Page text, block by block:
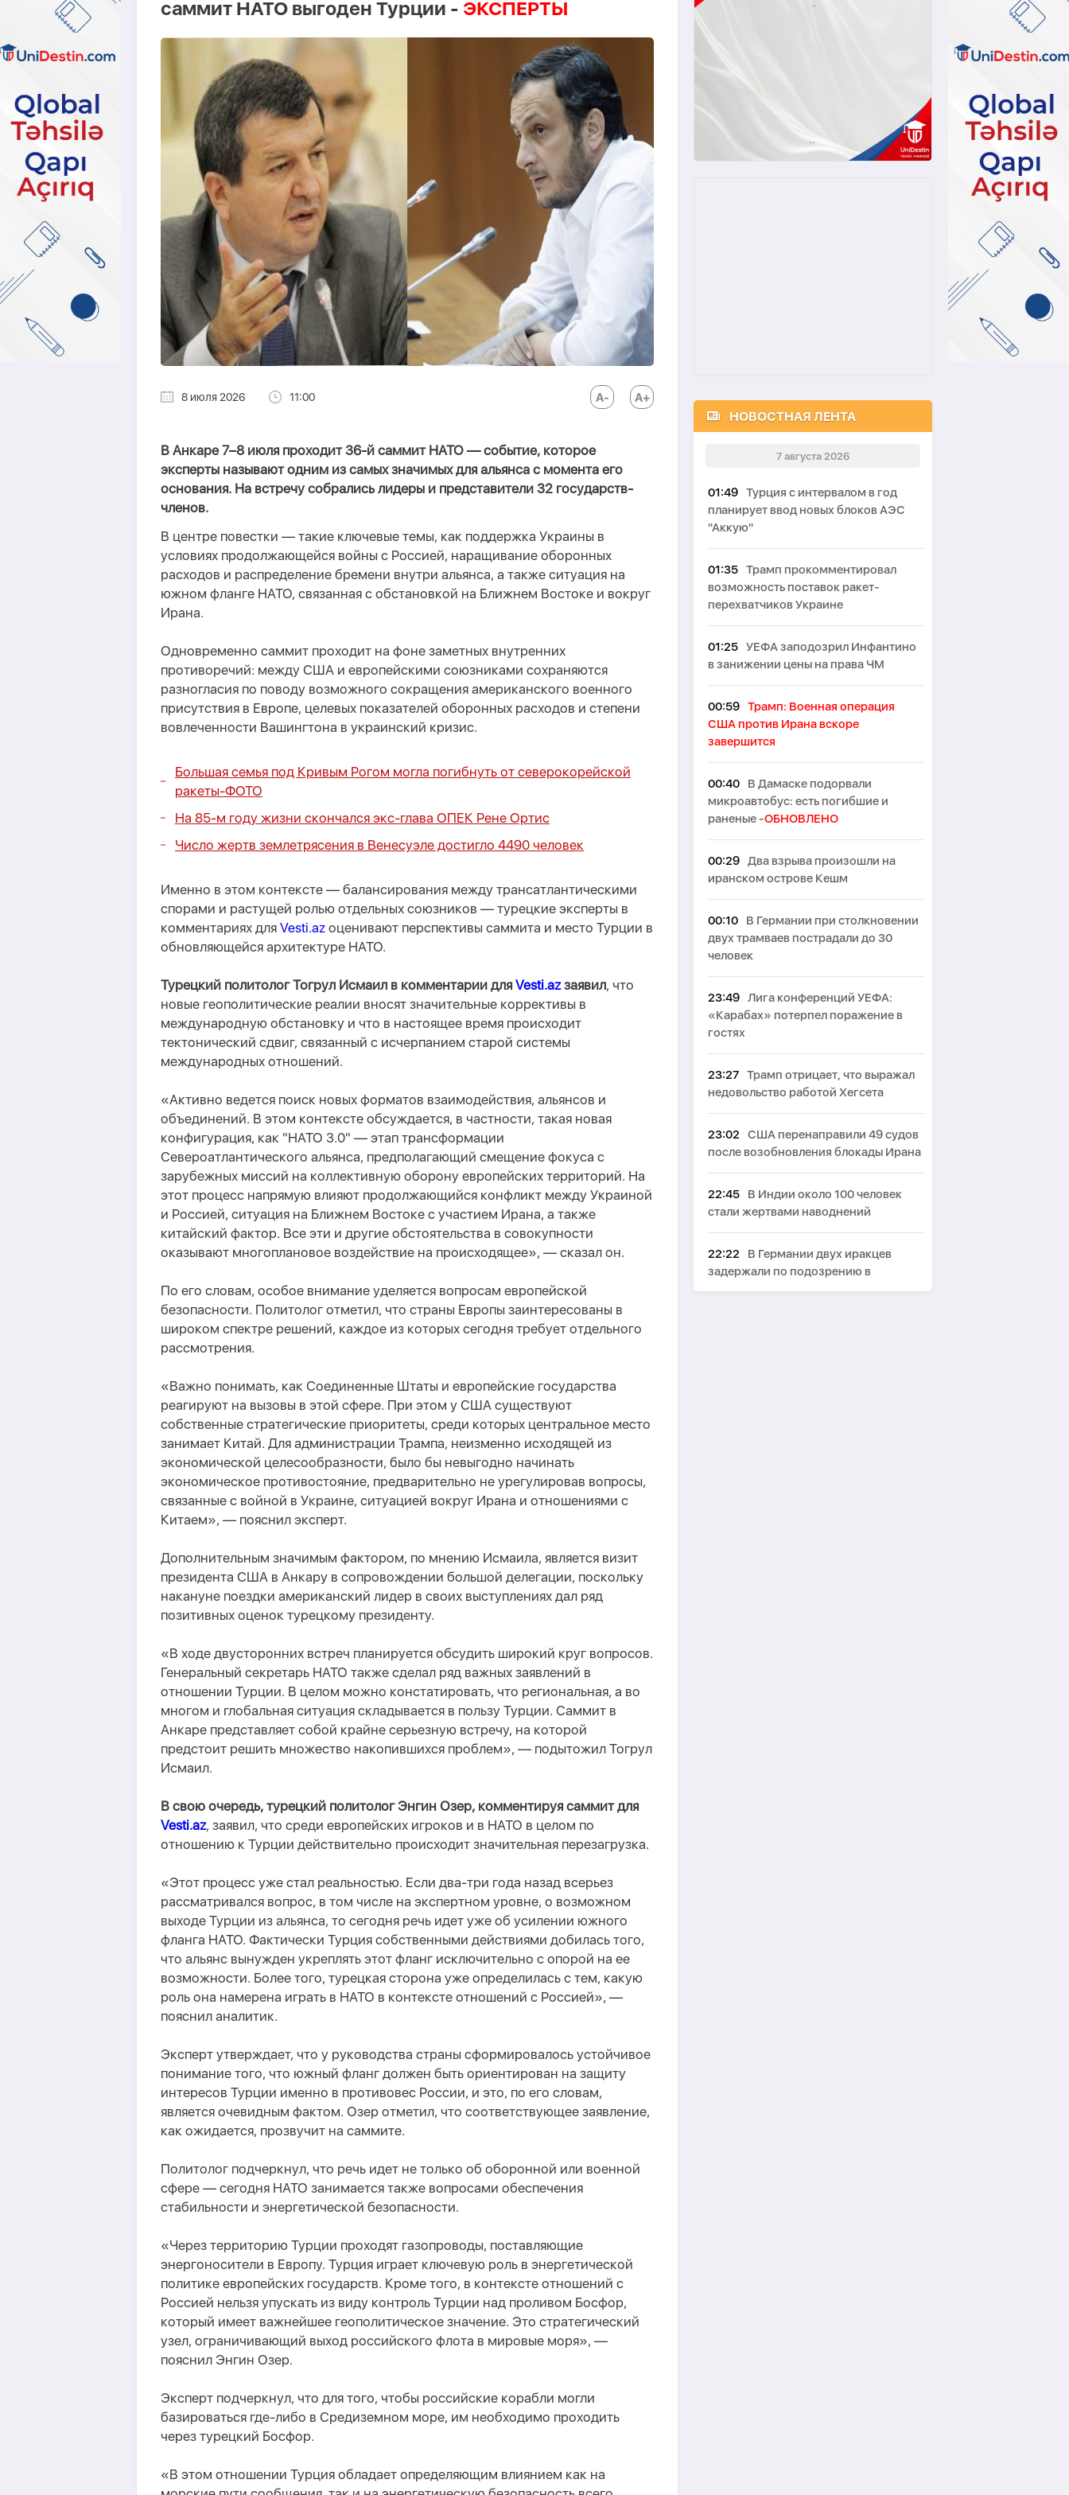
саммит НАТО выгоден Турции - ЭКСПЕРТЫ
8 июля 2026 11:00
В Анкаре 7–8 июля проходит 36-й саммит НАТО — событие, которое
эксперты называют одним из самых значимых для альянса с момента его
основания. На встречу собрались лидеры и представители 32 государств-
членов.
В центре повестки — такие ключевые темы, как поддержка Украины в
условиях продолжающейся войны с Россией, наращивание оборонных
расходов и распределение бремени внутри альянса, а также ситуация на
южном фланге НАТО, связанная с обстановкой на Ближнем Востоке и вокруг
Ирана.
Одновременно саммит проходит на фоне заметных внутренних
противоречий: между США и европейскими союзниками сохраняются
разногласия по поводу возможного сокращения американского военного
присутствия в Европе, целевых показателей оборонных расходов и степени
вовлеченности Вашингтона в украинский кризис.
Большая семья под Кривым Рогом могла погибнуть от северокорейской
ракеты-ФОТО
На 85-м году жизни скончался экс-глава ОПЕК Рене Ортис
Число жертв землетрясения в Венесуэле достигло 4490 человек
Именно в этом контексте — балансирования между трансатлантическими
спорами и растущей ролью отдельных союзников — турецкие эксперты в
комментариях для Vesti.az оценивают перспективы саммита и место Турции в
обновляющейся архитектуре НАТО.
Турецкий политолог Тогрул Исмаил в комментарии для Vesti.azзаявил, что
новые геополитические реалии вносят значительные коррективы в
международную обстановку и что в настоящее время происходит
тектонический сдвиг, связанный с исчерпанием старой системы
международных отношений.
«Активно ведется поиск новых форматов взаимодействия, альянсов и
объединений. В этом контексте обсуждается, в частности, такая новая
конфигурация, как "НАТО 3.0" — этап трансформации
Североатлантического альянса, предполагающий смещение фокуса с
зарубежных миссий на коллективную оборону европейских территорий. На
этот процесс напрямую влияют продолжающийся конфликт между Украиной
и Россией, ситуация на Ближнем Востоке с участием Ирана, а также
китайский фактор. Все эти и другие обстоятельства в совокупности
оказывают многоплановое воздействие на происходящее», — сказал он.
По его словам, особое внимание уделяется вопросам европейской
безопасности. Политолог отметил, что страны Европы заинтересованы в
широком спектре решений, каждое из которых сегодня требует отдельного
рассмотрения.
«Важно понимать, как Соединенные Штаты и европейские государства
реагируют на вызовы в этой сфере. При этом у США существуют
собственные стратегические приоритеты, среди которых центральное место
занимает Китай. Для администрации Трампа, неизменно исходящей из
экономической целесообразности, было бы невыгодно начинать
экономическое противостояние, предварительно не урегулировав вопросы,
связанные с войной в Украине, ситуацией вокруг Ирана и отношениями с
Китаем», — пояснил эксперт.
Дополнительным значимым фактором, по мнению Исмаила, является визит
президента США в Анкару в сопровождении большой делегации, поскольку
накануне поездки американский лидер в своих выступлениях дал ряд
позитивных оценок турецкому президенту.
«В ходе двусторонних встреч планируется обсудить широкий круг вопросов.
Генеральный секретарь НАТО также сделал ряд важных заявлений в
отношении Турции. В целом можно констатировать, что региональная, а во
многом и глобальная ситуация складывается в пользу Турции. Саммит в
Анкаре представляет собой крайне серьезную встречу, на которой
предстоит решить множество накопившихся проблем», — подытожил Тогрул
Исмаил.
В свою очередь, турецкий политолог Энгин Озер, комментируя саммит для
Vesti.az, заявил, что среди европейских игроков и в НАТО в целом по
отношению к Турции действительно происходит значительная перезагрузка.
«Этот процесс уже стал реальностью. Если два-три года назад всерьез
рассматривался вопрос, в том числе на экспертном уровне, о возможном
выходе Турции из альянса, то сегодня речь идет уже об усилении южного
фланга НАТО. Фактически Турция собственными действиями добилась того,
что альянс вынужден укреплять этот фланг исключительно с опорой на ее
возможности. Более того, турецкая сторона уже определилась с тем, какую
роль она намерена играть в НАТО в контексте отношений с Россией», —
пояснил аналитик.
Эксперт утверждает, что у руководства страны сформировалось устойчивое
понимание того, что южный фланг должен быть ориентирован на защиту
интересов Турции именно в противовес России, и это, по его словам,
является очевидным фактом. Озер отметил, что соответствующее заявление,
как ожидается, прозвучит на саммите.
Политолог подчеркнул, что речь идет не только об оборонной или военной
сфере — сегодня НАТО занимается также вопросами обеспечения
стабильности и энергетической безопасности.
«Через территорию Турции проходят газопроводы, поставляющие
энергоносители в Европу. Турция играет ключевую роль в энергетической
политике европейских государств. Кроме того, в контексте отношений с
Россией нельзя упускать из виду контроль Турции над проливом Босфор,
который имеет важнейшее геополитическое значение. Это стратегический
узел, ограничивающий выход российского флота в мировые моря», —
пояснил Энгин Озер.
Эксперт подчеркнул, что для того, чтобы российские корабли могли
базироваться где-либо в Средиземном море, им необходимо проходить
через турецкий Босфор.
«В этом отношении Турция обладает определяющим влиянием как на
НОВОСТНАЯ ЛЕНТА
7 августа 2026
01:49 Турция с интервалом в год
планирует ввод новых блоков АЭС
"Аккую"
01:35 Трамп прокомментировал
возможность поставок ракет-
перехватчиков Украине
01:25 УЕФА заподозрил Инфантино
в занижении цены на права ЧМ
00:59 Трамп: Военная операция
США против Ирана вскоре
завершится
00:40
В Дамаске подорвали
микроавтобус: есть погибшие и
раненые -ОБНОВЛЕНО
00:29 Два взрыва произошли на
иранском острове Кешм
00:10
В Германии при столкновении
двух трамваев пострадали до 30
человек
23:49 Лига конференций УЕФА:
«Карабах» потерпел поражение в
гостях
23:27 Трамп отрицает, что выражал
недовольство работой Хегсета
23:02
США перенаправили 49 судов
после возобновления блокады Ирана
22:45
В Индии около 100 человек
стали жертвами наводнений
22:22
В Германии двух иракцев
задержали по подозрению в
терроризме